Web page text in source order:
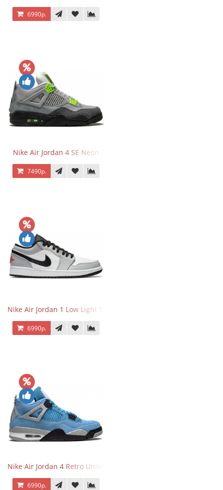
6990р.
Nike Air Jordan 4 SE Neon
7490р.
Nike Air Jordan 1 Low Light Smoke Grey
6990р.
Nike Air Jordan 4 Retro University Blue
6990р.